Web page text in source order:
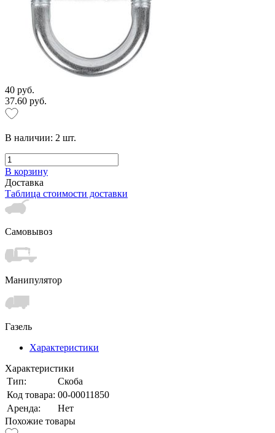
40 руб.
37.60 руб.
В наличии: 2 шт.
В корзину
Доставка
Таблица стоимости доставки
Самовывоз
Манипулятор
Газель
Характеристики
Характеристики
Тип:
Скоба
Код товара: 00-00011850
Аренда:
Нет
Похожие товары